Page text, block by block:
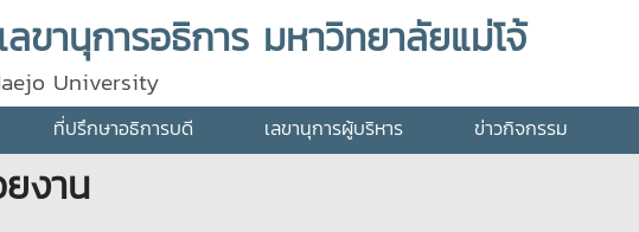
ขานุการอธิการ มหาวิทยาลัยแม่โจ้
University
ที่ปรึกษาอธิการบดี เลขานุการผู้บริหาร ข่าวกิจกรรม
งาน